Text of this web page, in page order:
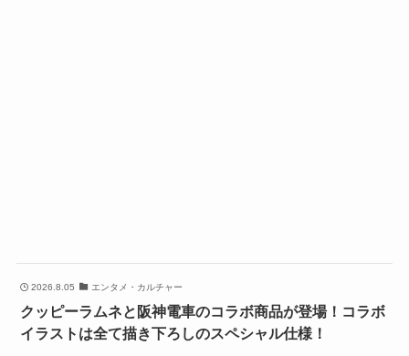
2026.8.05 エンタメ・カルチャー
クッピーラムネと阪神電車のコラボ商品が登場！コラボ
イラストは全て描き下ろしのスペシャル仕様！